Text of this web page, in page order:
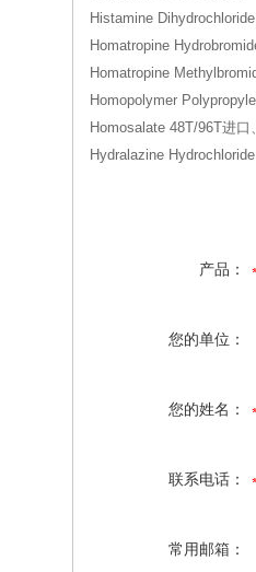
Histamine
Homatropine
Homatropine
Homopolymer
Homosalate 48T/96T进
Hydralazine
产品：
您的单位：
您的姓名：
联系电话：
常用邮箱：